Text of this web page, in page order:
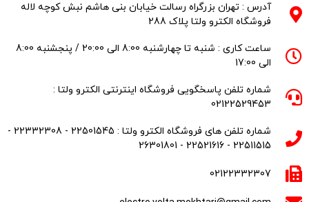
آدرس : تهران بزرگراه رسالت خیابان بنی هاشم نبش کوچه لاله
فروشگاه الکترو ولتا پلاک 288
ساعت کاری : شنبه تا چهارشنبه 8:00 الی 20:00 / پنجشنبه 8:00
الی 17:00
شماره تلفن پاسخگویی فروشگاه اینترنتی الکترو ولتا :
02122529453
شماره تلفن های فروشگاه الکترو ولتا : 22501545 - 22332308 -
22511515 - 22521616 - 26301801
02122332307